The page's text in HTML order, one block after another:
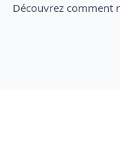
Découvrez comment